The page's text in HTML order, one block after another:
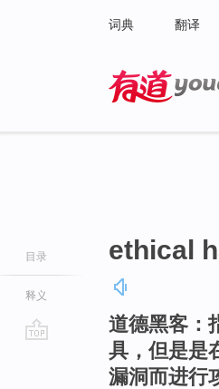
词典 翻译
目录
释义
ethical
道德黑客：
具，但是是
漏洞而进行